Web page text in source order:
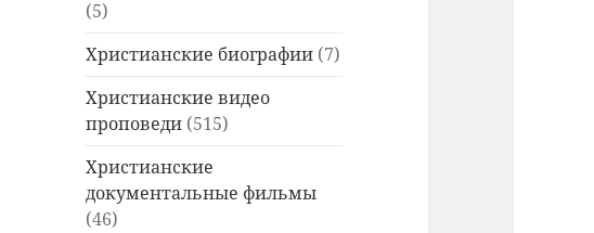
(5)
Христианские биографии (7)
Христианские видео
проповеди (515)
Христианские
документальные фильмы
(46)